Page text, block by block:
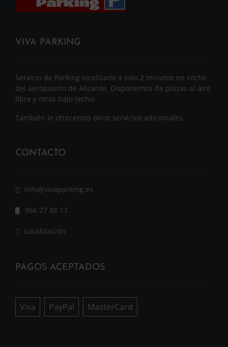
VIVA PARKING
Servicio de Parking localizado a solo 2 minutos en coche
del aeropuerto de Alicante. Disponemos de plazas al aire
libre y otras bajo techo.
También le ofrecemos otros servicios adicionales.
CONTACTO
info@vivaparking.es
966 27 88 17
Localización
PAGOS ACEPTADOS
Visa PayPal MasterCard